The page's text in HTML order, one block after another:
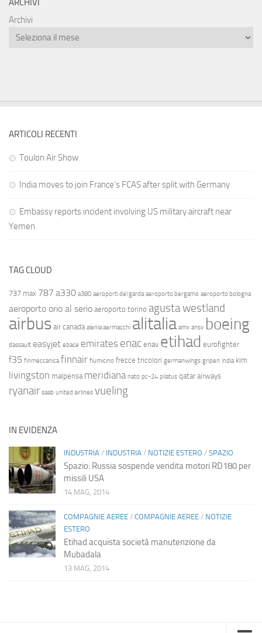
ARCHIVI
Archivi
ARTICOLI RECENTI
Toulon Air Show
India moves to join France’s FCAS after split with Germany
Embassy reports incident involving US military aircraft near
Yemen
TAG CLOUD
737 max 787 a330 a380 aeroporti del garda aeroporto bergamo aeroporto bologna
aeroporto orio al serio aeroporto torino agusta westland
airbus air canada alenia aermacchi alitalia amx ansv boeing
dassault easyjet ebace emirates enac enav etihad eurofighter
f35 finmeccanica finnair fiumicino frecce tricolori germanwings gripen india klm
livingston malpensa meridiana nato pc-24 pilatus qatar airways
ryanair saab united airlines vueling
IN EVIDENZA
INDUSTRIA / INDUSTRIA / NOTIZIE ESTERO / SPAZIO
Spazio: Russia sospende vendita motori RD180 per
missili USA
14 MAG, 2014
COMPAGNIE AEREE / COMPAGNIE AEREE / NOTIZIE
ESTERO
Etihad acquista società manutenzione da
Mubadala
13 MAG, 2014